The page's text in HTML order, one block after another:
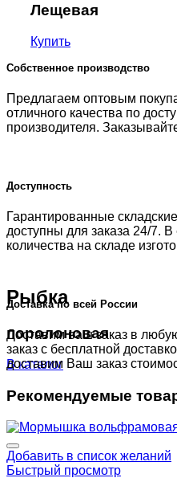
Лещевая
Купить
Рыбка
поролоновая
В каталог
Собственное производство
Предлагаем оптовым
отличного качества по
производителя.
Доступность
Гарантированные
доступны для заказа 24/7. В
количества на складе
Доставка по всей России
Доставим ваш заказ в
заказ с бесплатной
доставим Ваш заказ
Рекомендуемые
Добавить в список желаний
Быстрый просмотр